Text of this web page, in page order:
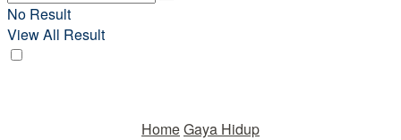
No Result
View All Result
HomeGaya Hidup